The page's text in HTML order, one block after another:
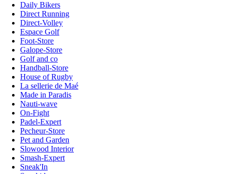
Daily Bikers
Direct Running
Direct-Volley
Espace Golf
Foot-Store
Galope-Store
Golf and co
Handball-Store
House of Rugby
La sellerie de Maé
Made in Paradis
Nauti-wave
On-Fight
Padel-Expert
Pecheur-Store
Pet and Garden
Slowood Interior
Smash-Expert
Sneak'In